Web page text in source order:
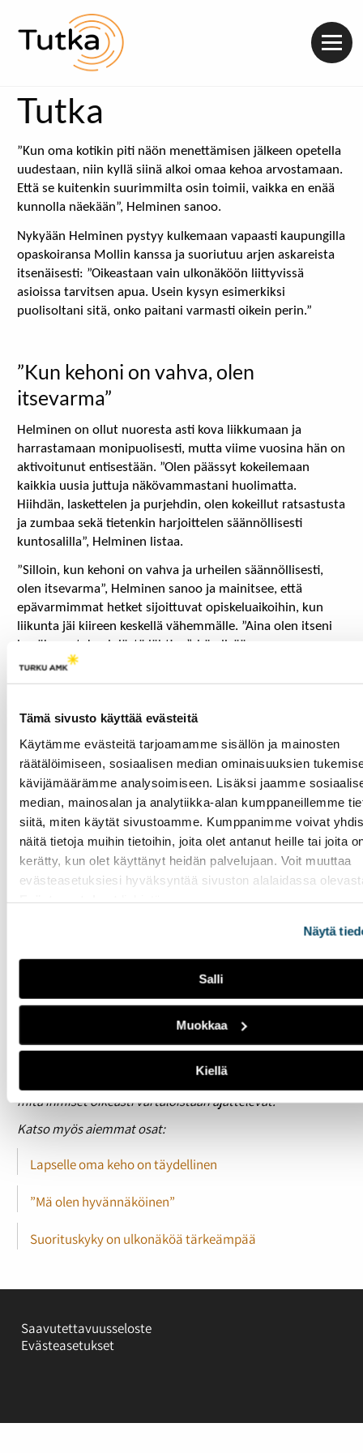
Tämä sivusto käyttää evästeitä
Käytämme evästeitä tarjoamamme sisällön ja mainosten
räätälöimiseen, sosiaalisen median ominaisuuksien
kävijämäärämme analysoimiseen. Lisäksi jaamme
median, mainosalan ja analytiikka-alan kumppaneillemme
siitä, miten käytät sivustoamme. Kumppanimme voivat
näitä tietoja muihin tietoihin, joita olet antanut heille tai joita
kerätty, kun olet käyttänyt heidän palvelujaan. Voit muuttaa
evästeasetuksiesi hyväksyntää sivuston alalaidassa
Näytä
Salli
Muokkaa
Kiellä
Tutka
”Kun oma kotikin piti näön menettämisen jälkeen opetella
uudestaan, niin kyllä siinä alkoi omaa kehoa arvostamaan.
Että se kuitenkin suurimmilta osin toimii, vaikka en enää
kunnolla näekään”, Helminen sanoo.
Nykyään Helminen pystyy kulkemaan vapaasti kaupungilla
opaskoiransa Mollin kanssa ja suoriutuu arjen askareista
itsenäisesti: ”Oikeastaan vain ulkonäköön liittyvissä
asioissa tarvitsen apua. Usein kysyn esimerkiksi
puolisoltani sitä, onko paitani varmasti oikein perin.”
”Kun kehoni on vahva, olen
itsevarma”
Helminen on ollut nuoresta asti kova liikkumaan ja
harrastamaan monipuolisesti, mutta viime vuosina hän on
aktivoitunut entisestään. ”Olen päässyt kokeilemaan
kaikkia uusia juttuja näkövammastani huolimatta.
Hiihdän, laskettelen ja purjehdin, olen kokeillut ratsastusta
ja zumbaa sekä tietenkin harjoittelen säännöllisesti
kuntosalilla”, Helminen listaa.
”Silloin, kun kehoni on vahva ja urheilen säännöllisesti,
olen itsevarma”, Helminen sanoo ja mainitsee, että
epävarmimmat hetket sijoittuvat opiskeluaikoihin, kun
liikunta jäi kiireen keskellä vähemmälle. ”Aina olen itseni
hyväksynyt, kouluiästä lähtien”, hän lisää.
”Vaikea sanoa onko omassa kehossa parhain olo silloin,
mihinkään ei satu ja on hyvä olla vai rankan harjoituksen
väsynyt, mutta voimakas.”
Kehonkuvia käsitelevässä juttusarjassa nostetaan esiin se,
mitä ihmiset oikeasti vartaloistaan ajattelevat.
Katso myös aiemmat osat:
Lapselle oma keho on täydellinen
”Mä olen hyvännäköinen”
Suorituskyky on ulkonäköä tärkeämpää
Saavutettavuusseloste
Evästeasetukset